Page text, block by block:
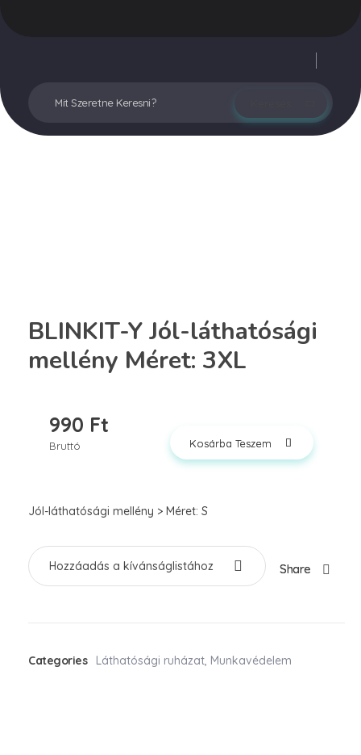
Fiókom
BLINKIT-Y Jól-láthatósági
mellény Méret: 3XL
990 Ft
Bruttó
Jól-láthatósági mellény > Méret: S
Kosárba Teszem
Hozzáadás a kívánságlistához Share
Categories Láthatósági ruházat, Munkavédelem